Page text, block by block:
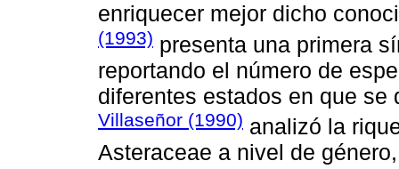
enriquecer mejor dicho
(1993) presenta una primera
reportando el número de
diferentes estados en que
Villaseñor (1990) analizó la
Asteraceae a nivel de